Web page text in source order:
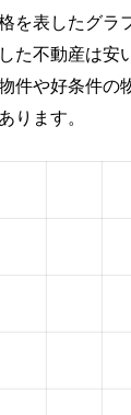
を表したグラ
た不動産は安
件や好条件
ります。